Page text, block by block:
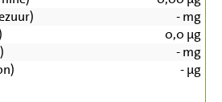
-mg
0,0 µg
-mg
-µg